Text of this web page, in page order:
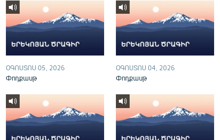
Русский
ՀԵՏԵՎԵՔ ՄԵԶ
«Ազատության» բոլոր կայքերը
ՕԳՈՍՏՈՍ 05, 2026
Փոդքասթ
ՕԳՈՍՏՈՍ 04, 2026
Փոդքասթ